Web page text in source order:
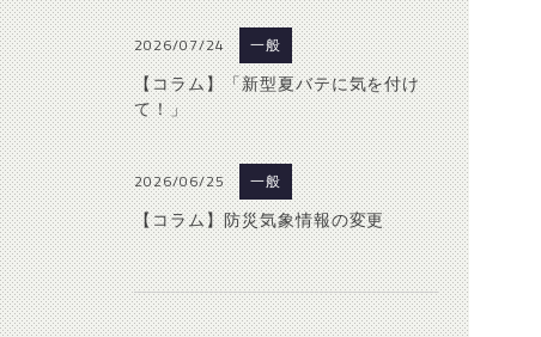
2026/07/24 一般
【コラム】「新型夏バテに気を付け
て！」
2026/06/25 一般
【コラム】防災気象情報の変更